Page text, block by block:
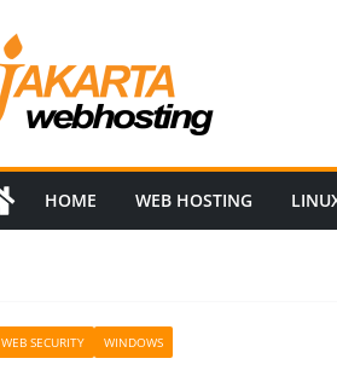
HOME WEB HOSTING
WEB SECURITY WINDOWS